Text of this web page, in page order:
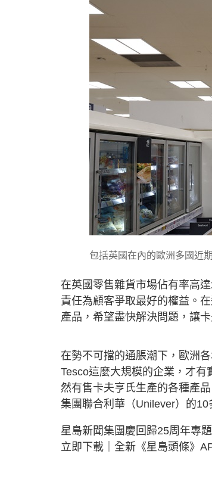
包括英國在內的歐洲多國近
在英國零售雜貨市場佔有率高
責任為顧客爭取最好的權益。
產品，希望盡快解決問題，讓
在勢不可擋的通脹潮下，歐洲
Tesco這麼大規模的企業，才
然有售卡夫亨氏生產的各種產
集團聯合利華（Unilever）的10
星島新聞集團慶回歸25周年專
立即下載｜全新《星島頭條》